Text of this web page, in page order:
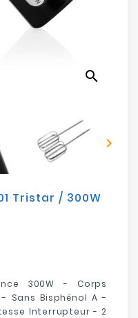
search

Tristar / 300W
300W - Corps
Sans Bisphénol A -
Interrupteur - 2